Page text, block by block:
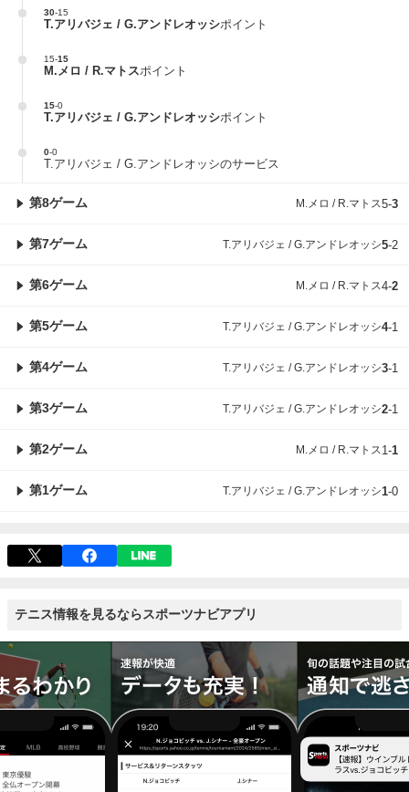
30-15
T.アリバジェ / G.アンドレオッシポイント
15-15
M.メロ / R.マトスポイント
15-0
T.アリバジェ / G.アンドレオッシポイント
0-0
T.アリバジェ / G.アンドレオッシのサービス
第8ゲーム M.メロ / R.マトス5-3
第7ゲーム T.アリバジェ / G.アンドレオッシ5-2
第6ゲーム M.メロ / R.マトス4-2
第5ゲーム T.アリバジェ / G.アンドレオッシ4-1
第4ゲーム T.アリバジェ / G.アンドレオッシ3-1
第3ゲーム T.アリバジェ / G.アンドレオッシ2-1
第2ゲーム M.メロ / R.マトス 1-1
第1ゲーム T.アリバジェ / G.アンドレオッシ1-0
テニス情報を見るならスポーツナビアプリ